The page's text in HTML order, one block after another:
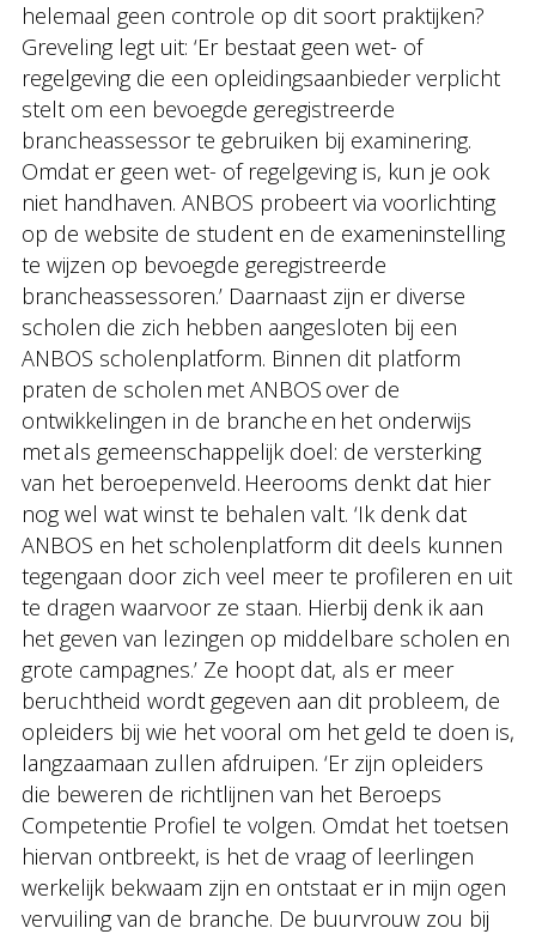
helemaal geen controle op dit soort praktijken?
Greveling legt uit: ‘Er bestaat geen wet- of
regelgeving die een opleidingsaanbieder verplicht
stelt om een bevoegde geregistreerde
brancheassessor te gebruiken bij examinering.
Omdat er geen wet- of regelgeving is, kun je ook
niet handhaven. ANBOS probeert via voorlichting
op de website de student en de exameninstelling
te wijzen op bevoegde geregistreerde
brancheassessoren.’ Daarnaast zijn er diverse
scholen die zich hebben aangesloten bij een
ANBOS scholenplatform. Binnen dit platform
praten de scholen met ANBOS over de
ontwikkelingen in de branche en het onderwijs
met als gemeenschappelijk doel: de versterking
van het beroepenveld. Heerooms denkt dat hier
nog wel wat winst te behalen valt. ‘Ik denk dat
ANBOS en het scholenplatform dit deels kunnen
tegengaan door zich veel meer te profileren en uit
te dragen waarvoor ze staan. Hierbij denk ik aan
het geven van lezingen op middelbare scholen en
grote campagnes.’ Ze hoopt dat, als er meer
beruchtheid wordt gegeven aan dit probleem, de
opleiders bij wie het vooral om het geld te doen is,
langzaamaan zullen afdruipen. ‘Er zijn opleiders
die beweren de richtlijnen van het Beroeps
Competentie Profiel te volgen. Omdat het toetsen
hiervan ontbreekt, is het de vraag of leerlingen
werkelijk bekwaam zijn en ontstaat er in mijn ogen
vervuiling van de branche. De buurvrouw zou bij